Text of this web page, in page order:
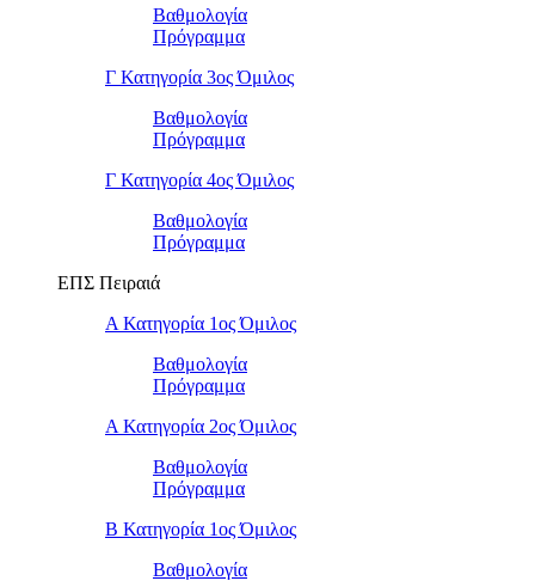
Βαθμολογία
Πρόγραμμα
Γ Κατηγορία 3ος Όμιλος
Βαθμολογία
Πρόγραμμα
Γ Κατηγορία 4ος Όμιλος
Βαθμολογία
Πρόγραμμα
ΕΠΣ Πειραιά
Α Κατηγορία 1ος Όμιλος
Βαθμολογία
Πρόγραμμα
Α Κατηγορία 2ος Όμιλος
Βαθμολογία
Πρόγραμμα
Β Κατηγορία 1ος Όμιλος
Βαθμολογία